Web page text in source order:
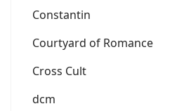
Constantin
Courtyard of Romance
Cross Cult
dcm